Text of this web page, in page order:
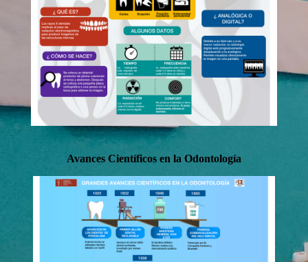
Avances Científicos en la Odontología